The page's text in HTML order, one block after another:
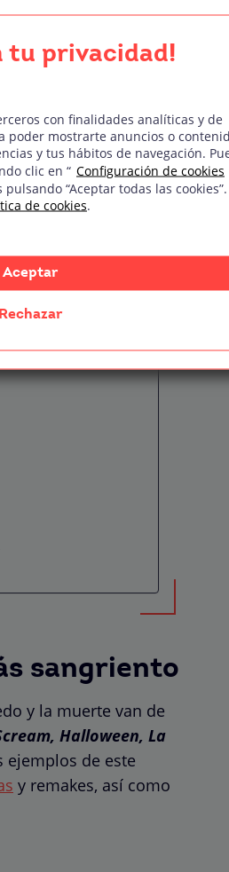
sangriento
y la muerte van de
Halloween, La
ejemplos de este
y remakes, así como
tu privacidad!
con finalidades analíticas y de
poder mostrarte anuncios o
y tus hábitos de navegación.
clic en “ Configuración de cookies
“Aceptar todas las
de cookies.
Aceptar
Rechazar